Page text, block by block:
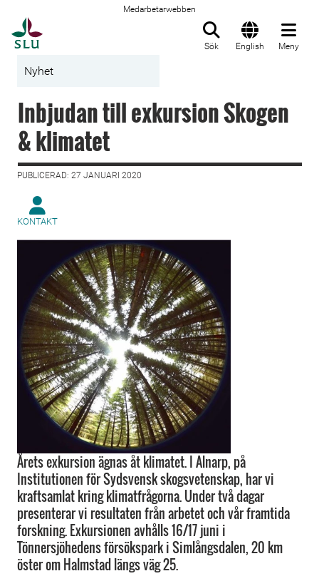
Medarbetarwebben
Sök English Meny
Nyhet
Inbjudan till exkursion Skogen
& klimatet
PUBLICERAD: 27 JANUARI 2020
KONTAKT
Årets exkursion ägnas åt klimatet. I Alnarp, på
Institutionen för Sydsvensk skogsvetenskap, har vi
kraftsamlat kring klimatfrågorna. Under två dagar
presenterar vi resultaten från arbetet och vår framtida
forskning. Exkursionen avhålls 16/17 juni i
Tönnersjöhedens försökspark i Simlångsdalen, 20 km
öster om Halmstad längs väg 25.